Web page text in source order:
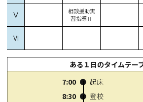
Ⅴ
相談援助実
習指導Ⅱ
Ⅵ
ある１日のタイムテー
7:00
起床
8:30
登校